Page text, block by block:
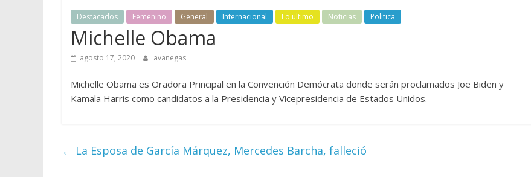
Destacados Femenino General Internacional Lo ultimo Noticias Politica
Michelle Obama
agosto 17, 2020 avanegas
Michelle Obama es Oradora Principal en la Convención Demócrata donde serán proclamados Joe Biden y
Kamala Harris como candidatos a la Presidencia y Vicepresidencia de Estados Unidos.
← La Esposa de García Márquez, Mercedes Barcha, falleció